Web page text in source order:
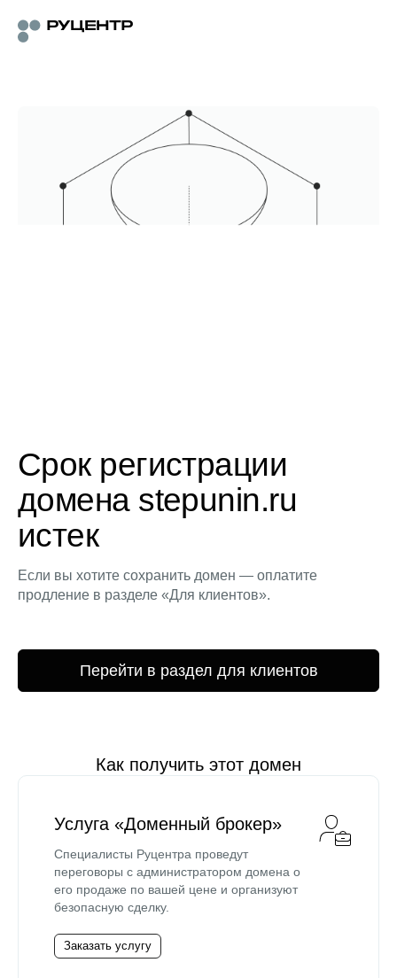
Срок регистрации
домена stepunin.ru
истек
Если вы хотите сохранить домен — оплатите
продление в разделе «Для клиентов».
Перейти в раздел для клиентов
Как получить этот домен
Услуга «Доменный брокер»
Специалисты Руцентра проведут
переговоры с администратором домена о
его продаже по вашей цене и организуют
безопасную сделку.
Заказать услугу